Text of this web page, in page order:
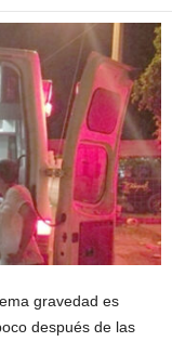
gravedad es
después de las